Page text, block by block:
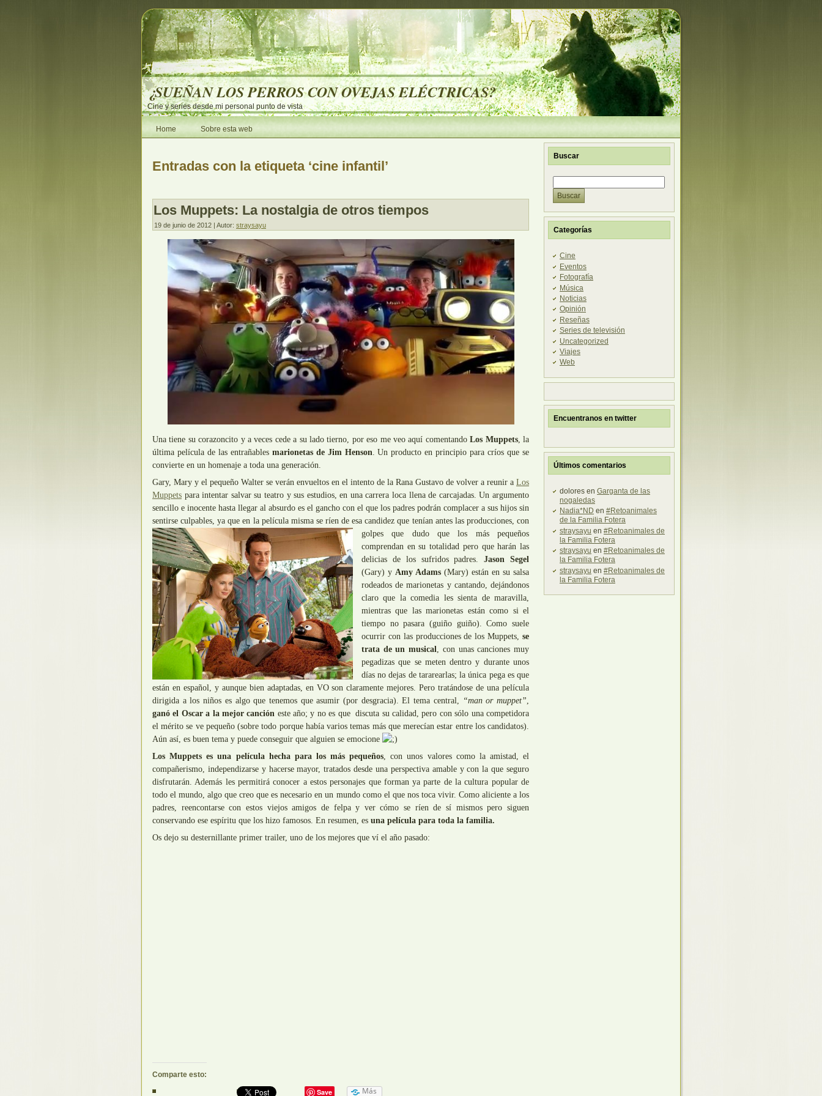
¿SUEÑAN LOS PERROS CON OVEJAS ELÉCTRICAS?
Cine y series desde mi personal punto de vista
Home Sobre esta web
Entradas con la etiqueta ‘cine infantil’
Los Muppets: La nostalgia de otros tiempos
19 de junio de 2012 | Autor: straysayu
Una tiene su corazoncito y a veces cede a su lado tierno, por eso me veo aquí comentandoLos Muppets, la
última película de las entrañables marionetas de Jim Henson. Un producto en principio para críos que se
convierte en un homenaje a toda una generación.
Gary, Mary y el pequeño Walter se verán envueltos en el intento de la Rana Gustavo de volver a reunir a Los
Muppets para intentar salvar su teatro y sus estudios, en una carrera loca llena de carcajadas. Un argumento
sencillo e inocente hasta llegar al absurdo es el gancho con el que los padres podrán complacer a sus hijos sin
sentirse culpables, ya que en la película misma se ríen de esa candidez que tenían antes las producciones, con
golpes que dudo que los más pequeños
comprendan en su totalidad pero que harán las
delicias de los sufridos padres.Jason Segel
(Gary) y Amy Adams (Mary) están en su salsa
rodeados de marionetas y cantando, dejándonos
claro que la comedia les sienta de maravilla,
mientras que las marionetas están como si el
tiempo no pasara (guiño guiño). Como suele
ocurrir con las producciones de los Muppets, se
trata de un musical, con unas canciones muy
pegadizas que se meten dentro y durante unos
días no dejas de tararearlas; la única pega es que
están en español, y aunque bien adaptadas, en VO son claramente mejores. Pero tratándose de una película
dirigida a los niños es algo que tenemos que asumir (por desgracia). El tema central, “man or muppet”,
ganó el Oscar a la mejor canción este año; y no es que discuta su calidad, pero con sólo una competidora
el mérito se ve pequeño (sobre todo porque había varios temas más que merecían estar entre los candidatos).
Aún así, es buen tema y puede conseguir que alguien se emocione
Los Muppets es una película hecha para los más pequeños, con unos valores como la amistad, el
compañerismo, independizarse y hacerse mayor, tratados desde una perspectiva amable y con la que seguro
disfrutarán. Además les permitirá conocer a estos personajes que forman ya parte de la cultura popular de
todo el mundo, algo que creo que es necesario en un mundo como el que nos toca vivir. Como aliciente a los
padres, reencontarse con estos viejos amigos de felpa y ver cómo se ríen de sí mismos pero siguen
conservando ese espíritu que los hizo famosos. En resumen, es una película para toda la familia.
Os dejo su desternillante primer trailer, uno de los mejores que ví el año pasado:
Comparte esto:
Save Más
Buscar
Categorías
Cine
Eventos
Fotografía
Música
Noticias
Opinión
Reseñas
Series de televisión
Uncategorized
Viajes
Web
Encuentranos en twitter
Últimos comentarios
dolores en Garganta de las
nogaledas
Nadia*ND en #Retoanimales
de la Familia Fotera
straysayu en #Retoanimales de
la Familia Fotera
straysayu en #Retoanimales de
la Familia Fotera
straysayu en #Retoanimales de
la Familia Fotera